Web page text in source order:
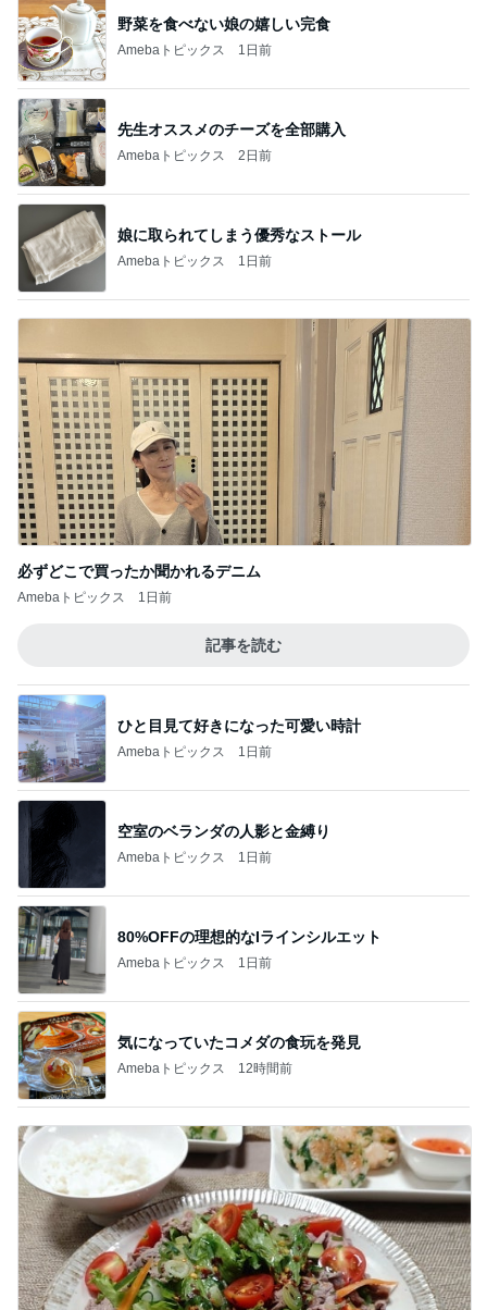
野菜を食べない娘の嬉しい完食
Amebaトピックス 1日前
先生オススメのチーズを全部購入
Amebaトピックス 2日前
娘に取られてしまう優秀なストール
Amebaトピックス 1日前
必ずどこで買ったか聞かれるデニム
Amebaトピックス 1日前
記事を読む
ひと目見て好きになった可愛い時計
Amebaトピックス 1日前
空室のベランダの人影と金縛り
Amebaトピックス 1日前
80%OFFの理想的なIラインシルエット
Amebaトピックス 1日前
気になっていたコメダの食玩を発見
Amebaトピックス 12時間前